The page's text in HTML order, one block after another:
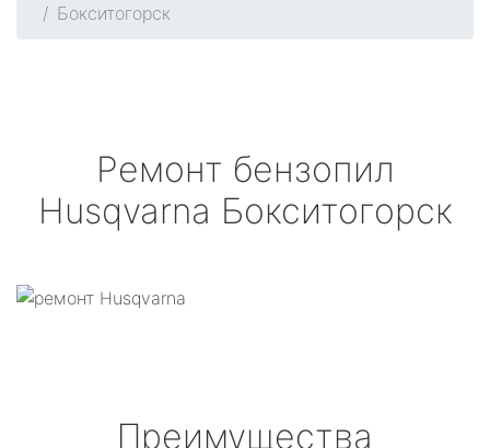
Бокситогорск
Ремонт бензопил
Husqvarna Бокситогорск
Преимущества